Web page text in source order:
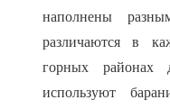
наполнены
различаются в
горных районах
используют